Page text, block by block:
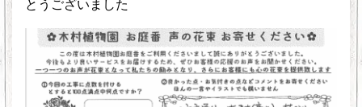
とうございました